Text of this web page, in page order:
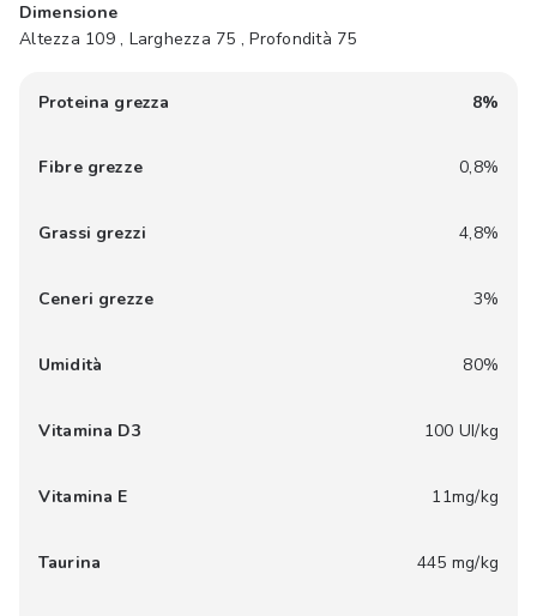
Dimensione
Altezza 109 , Larghezza 75 , Profondità 75
Proteina grezza 8%
Fibre grezze 0,8%
Grassi grezzi 4,8%
Ceneri grezze 3%
Umidità 80%
Vitamina D3 100 UI/kg
Vitamina E 11mg/kg
Taurina 445 mg/kg